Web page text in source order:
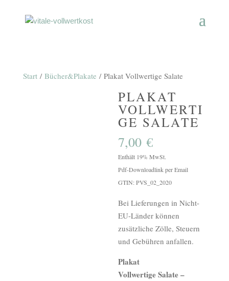
Start/ Bücher&Plakate / Plakat Vollwertige Salate
PLAKAT
VOLLWERTI
GE SALATE
7,00€
Enthält 19% MwSt.
Pdf-Downloadlink per Email
GTIN: PVS_02_2020
Bei Lieferungen in Nicht-
EU-Länder können
zusätzliche Zölle, Steuern
und Gebühren anfallen.
Plakat
Vollwertige Salate –